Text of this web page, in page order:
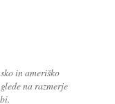
in ameriško
na razmerje